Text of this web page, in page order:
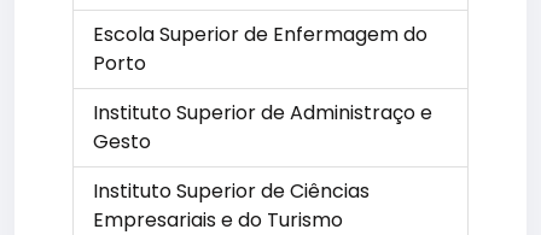
Escola Superior de Enfermagem do
Porto
Instituto Superior de Administraço e
Gesto
Instituto Superior de Ciências
Empresariais e do Turismo